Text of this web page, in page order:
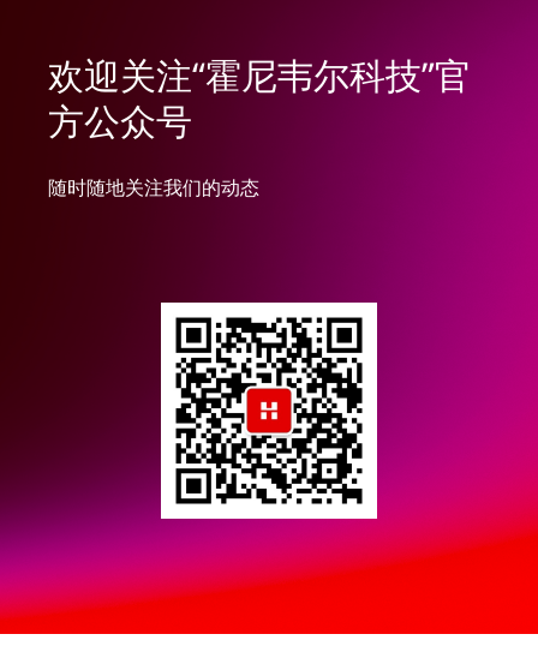
欢迎关注“霍尼韦尔科技”官
方公众号
随时随地关注我们的动态